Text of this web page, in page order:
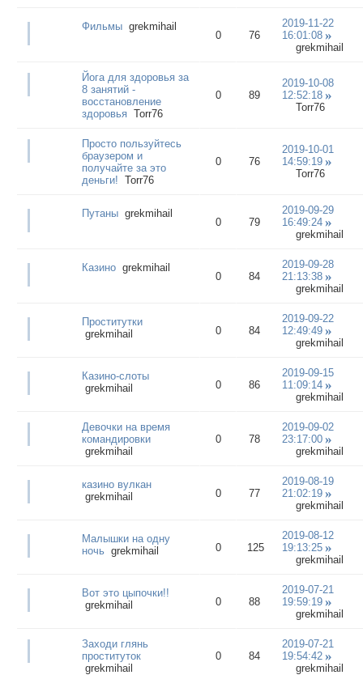
Фильмы grekmihail
0 76
2019-11-22
16:01:08
grekmihail
Йога для здоровья за
8 занятий -
восстановление
здоровья Torr76
0 89
2019-10-08
12:52:18
Torr76
Просто пользуйтесь
браузером и
получайте за это
деньги! Torr76
0 76
2019-10-01
14:59:19
Torr76
Путаны grekmihail
0 79
2019-09-29
16:49:24
grekmihail
Казино grekmihail
0 84
2019-09-28
21:13:38
grekmihail
Проститутки
grekmihail
0 84
2019-09-22
12:49:49
grekmihail
Казино-слоты
grekmihail
0 86
2019-09-15
11:09:14
grekmihail
Девочки на время
командировки
grekmihail
0 78
2019-09-02
23:17:00
grekmihail
казино вулкан
grekmihail
0 77
2019-08-19
21:02:19
grekmihail
Малышки на одну
ночь grekmihail 0 125
2019-08-12
19:13:25
grekmihail
Вот это цыпочки!!
grekmihail
0 88
2019-07-21
19:59:19
grekmihail
Заходи глянь
проституток
grekmihail
0 84
2019-07-21
19:54:42
grekmihail